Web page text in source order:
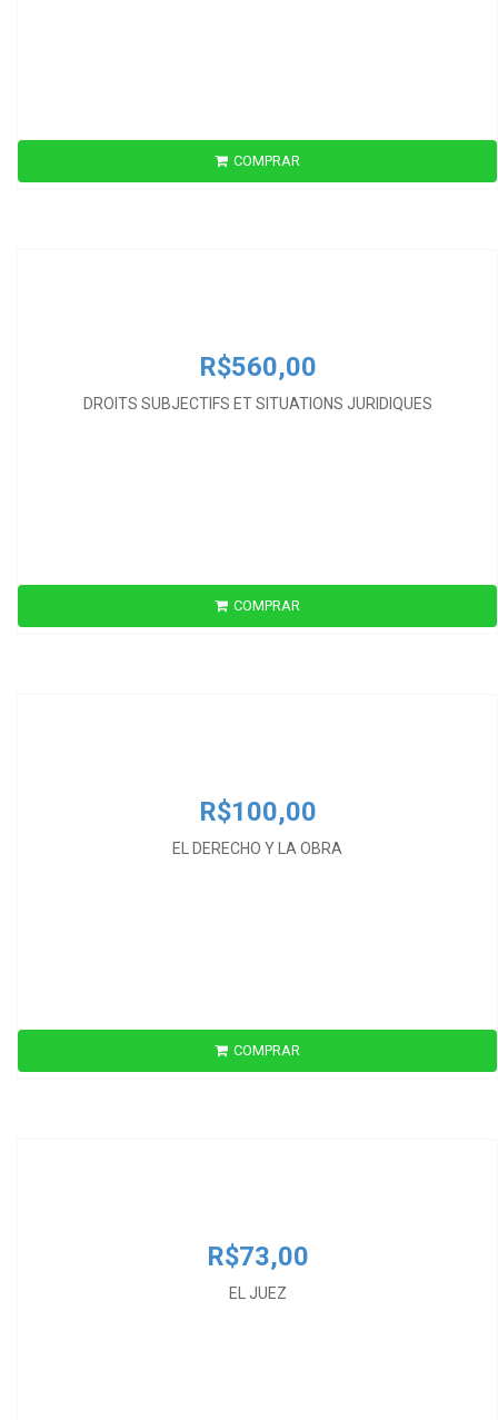
COMPRAR
R$560,00
DROITS SUBJECTIFS ET SITUATIONS JURIDIQUES
R$560,00
COMPRAR
R$100,00
EL DERECHO Y LA OBRA
R$100,00
COMPRAR
R$73,00
EL JUEZ
R$73,00